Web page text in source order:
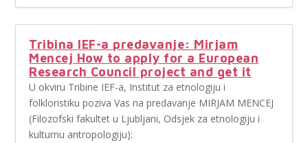
Tribina IEF-a predavanje: Mirjam
Mencej How to apply for a European
Research Council project and get it
U okviru Tribine IEF-a, Institut za etnologiju i
folkloristiku poziva Vas na predavanje MIRJAM MENCEJ
(Filozofski fakultet u Ljubljani, Odsjek za etnologiju i
kulturnu antropologiju):